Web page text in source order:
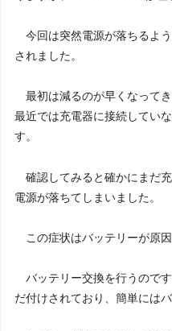
今回は突然電源が落ちるよ
されました。
最初は減るのが早くなって
最近では充電器に接続してい
す。
確認してみると確かにまだ
電源が落ちてしまいました。
この症状はバッテリーが原因
バッテリー交換を行うので
だ付けされており、簡単には